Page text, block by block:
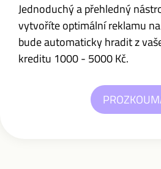
Jednoduchý a přehledný
vytvoříte optimální reklamu
bude automaticky hradit z
kreditu 1000 - 5000 Kč.